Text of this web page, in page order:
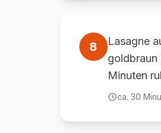
8
Lasagne
goldbraun
Minuten
ca. 30